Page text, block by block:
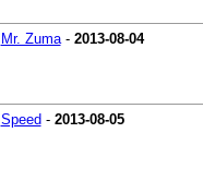
Mr. Zuma- 2013-08-04
Speed - 2013-08-05